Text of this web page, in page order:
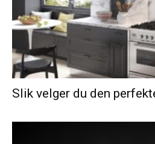
Slik velger du den